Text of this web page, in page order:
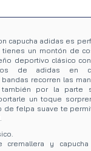
capucha adidas es
un montón de
deportivo clásico
de adidas en
recorren las
por la parte
un toque
de felpa suave te
cremallera y